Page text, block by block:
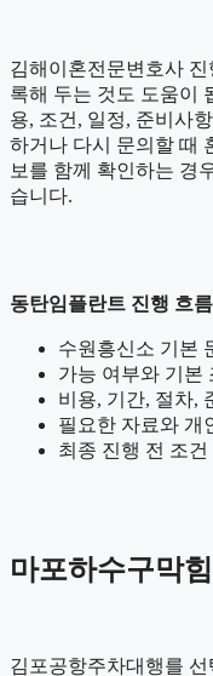
김해이혼전문변호사 진
록해 두는 것도 도움이
용, 조건, 일정, 준비사
하거나 다시 문의할 때
보를 함께 확인하는 경
습니다.
동탄임플란트 진행 흐
수원흥신소 기본
가능 여부와 기본
비용, 기간, 절차,
필요한 자료와 개
최종 진행 전 조건
마포하수구막
김포공항주차대행를